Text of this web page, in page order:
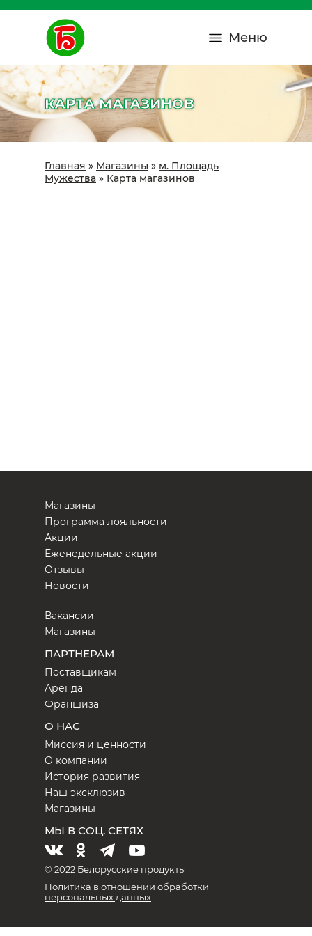
Меню
КАРТА МАГАЗИНОВ
Главная » Магазины » м. Площадь
Мужества » Карта магазинов
Магазины
Программа лояльности
Акции
Еженедельные акции
Отзывы
Новости
Вакансии
Магазины
ПАРТНЕРАМ
Поставщикам
Аренда
Франшиза
О НАС
Миссия и ценности
О компании
История развития
Наш эксклюзив
Магазины
МЫ В СОЦ. СЕТЯХ
© 2022 Белорусские продукты
Политика в отношении обработки
персональных данных